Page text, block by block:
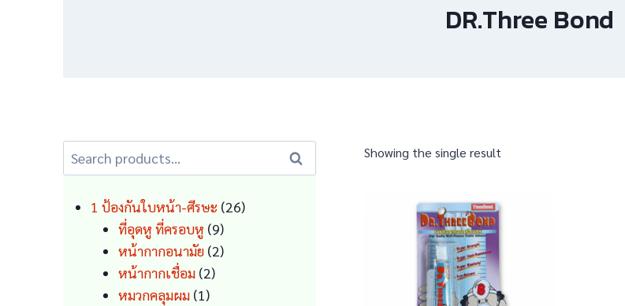
DR.Three Bond
Showing the single result
Search
for:
Search
1 ป้องกันใบหน้า-ศีรษะ 2626
ที่อุดหู ที่ครอบหู 99
products
หน้ากากอนามัย 22
หน้ากากเชื่อม 22
หมวกคลุมผม 11